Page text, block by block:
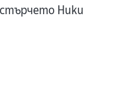
Ники